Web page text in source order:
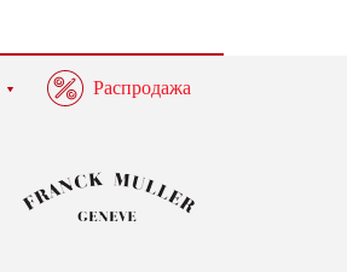
Распродажа